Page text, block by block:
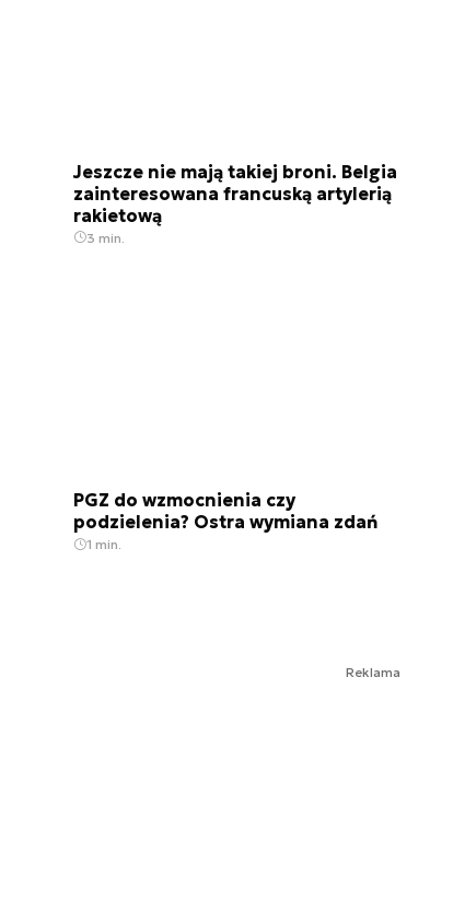
Jeszcze nie mają takiej broni. Belgia
zainteresowana francuską artylerią
rakietową
3 min.
PGZ do wzmocnienia czy
podzielenia? Ostra wymiana zdań
1 min.
Reklama